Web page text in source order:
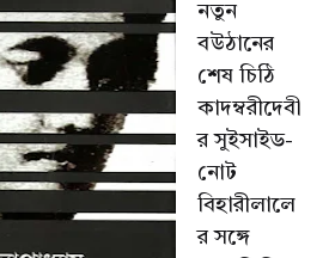
নতুন
বউঠানের
শেষ চিঠি
কাদম্বরীদেবী
র সুইসাইড-
নোট
বিহারীলালে
র সঙ্গে